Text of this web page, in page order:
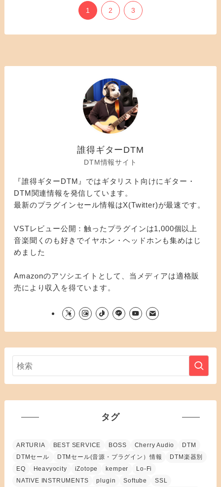
1 2 3
誰得ギターDTM
DTM情報サイト
『誰得ギターDTM』ではギタリスト向けにギター・
DTM関連情報を発信しています。
最新のプラグインセール情報はX(Twitter)が最速です。
VSTレビュー公開：触ったプラグインは1,000個以上
音楽聞くのも好きでイヤホン・ヘッドホンも集めはじ
めました
Amazonのアソシエイトとして、当メディアは適格販
売により収入を得ています。
タグ
ARTURIA BEST SERVICE BOSS Cherry Audio
DTM
DTMセール
DTMセール(音源・プラグイン）情報
DTM楽器別
EQ
Heavyocity iZotope kemper
Lo-Fi
NATIVE INSTRUMENTS
plugin Softube
SSL